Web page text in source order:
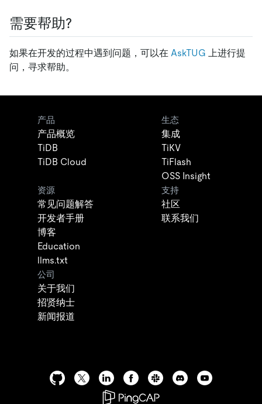
需要帮助?
如果在开发的过程中遇到问题，可以在 AskTUG 上进行提
问，寻求帮助。
产品
产品概览
TiDB
TiDB Cloud
生态
集成
TiKV
TiFlash
OSS Insight
资源
常见问题解答
开发者手册
博客
Education
llms.txt
支持
社区
联系我们
公司
关于我们
招贤纳士
新闻报道